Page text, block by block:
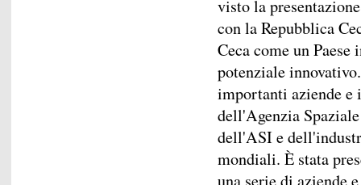
visto la
con la Repubblica
Ceca come un
potenziale
importanti aziende e
dell'Agenzia
dell'ASI e
mondiali. È stata